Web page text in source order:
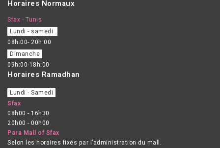
Horaires Normaux
Sfax - Tunis
Lundi - samedi
08h:00- 20h:00
Dimanche
09h:00-18h:00
Horaires Ramadhan
Lundi - Samedi
Sfax
08h00 - 16h30
20h00 - 00h00
Para Mall of Sfax
Selon les horaires fixés par l’administration du mall.